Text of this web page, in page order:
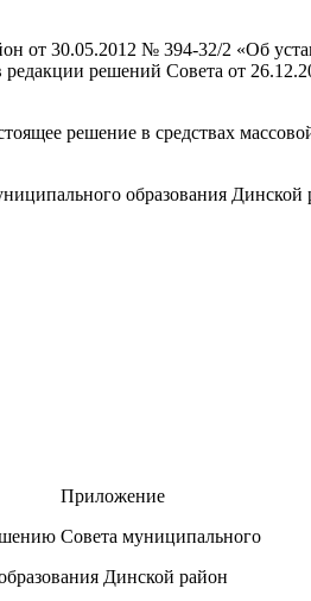
от 30.05.2012 № 394-32/2 «Об
решений Совета от
решение в средствах
образования
Приложение
Совета муниципального
Динской район